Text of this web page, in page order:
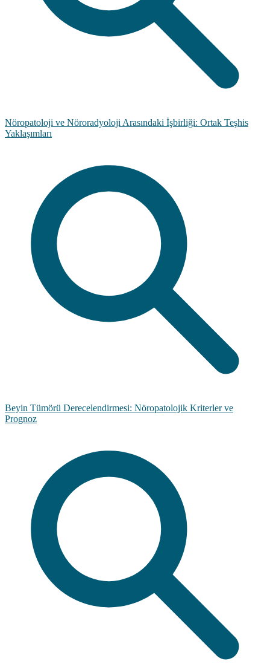
Nöropatoloji ve Nöroradyoloji Arasındaki İşbirliği: Ortak Teşhis
Yaklaşımları
Beyin Tümörü Derecelendirmesi: Nöropatolojik Kriterler ve
Prognoz